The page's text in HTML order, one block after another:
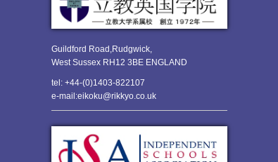
Guildford Road,Rudgwick,
West Sussex RH12 3BE ENGLAND
tel: +44-(0)1403-822107
e-mail:eikoku@rikkyo.co.uk